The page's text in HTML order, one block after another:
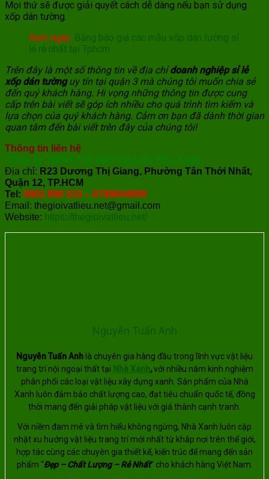
Mọi thứ sẽ được giải quyết cách dễ dàng nếu bạn sử dụng
xốp dán tường.
Xem ngay: Bảng báo giá các mẫu xốp dán tường sỉ
lẻ rẻ nhất tại Tphcm
Trên đây là một số thông tin về địa chỉdoanh nghiệp sỉ lẻ
xốp dán tườnguy tín tại quận 3 mà chúng tôi muốn chia sẻ
đến quý khách hàng. Hi vọng những thông tin được cung
cấp trên bài viết sẽ góp ích nhiều cho quá trình tìm kiếm và
lựa chọn của quý khách hàng. Cảm ơn bạn đã dành thời gian
quan tâm đến bài viết trên đây của chúng tôi!
Thông tin liên hệ
Công Ty TNHH Thế Giới Vật Liệu Nhà Xanh
Địa chỉ: R23 Dương Thị Giang, Phường Tân Thới Nhất,
Quận 12, TP.HCM
Tel: 0902 890 510 – 0789644899
Email: thegioivatlieu.net@gmail.com
Website: https://thegioivatlieu.net/
Nguyễn Tuấn Anh
Nguyễn Tuấn Anh là chuyên gia hàng đầu trong lĩnh vực vật liệu
trang trí nội ngoại thất tại Nhà Xanh,với nhiều năm kinh nghiệm
phân phối các loại vật liệu xây dựng xanh. Sản phẩm của Nhà
Xanh luôn đảm bảo chất lượng cao, đạt tiêu chuẩn quốc tế, đồng
thời mang đến giải pháp vật liệu với giá thành cạnh tranh.
Với niềm đam mê và tìm hiểu không ngừng, Nhà Xanh luôn cập
nhật xu hướng vật liệu trang trí mới nhất từ khắp nơi trên thế giới,
hợp tác cùng các chuyên gia thiết kế, kiến trúc để mang đến sản
phẩm “Đẹp – Chất Lượng – Rẻ Nhất” cho khách hàng Việt Nam.